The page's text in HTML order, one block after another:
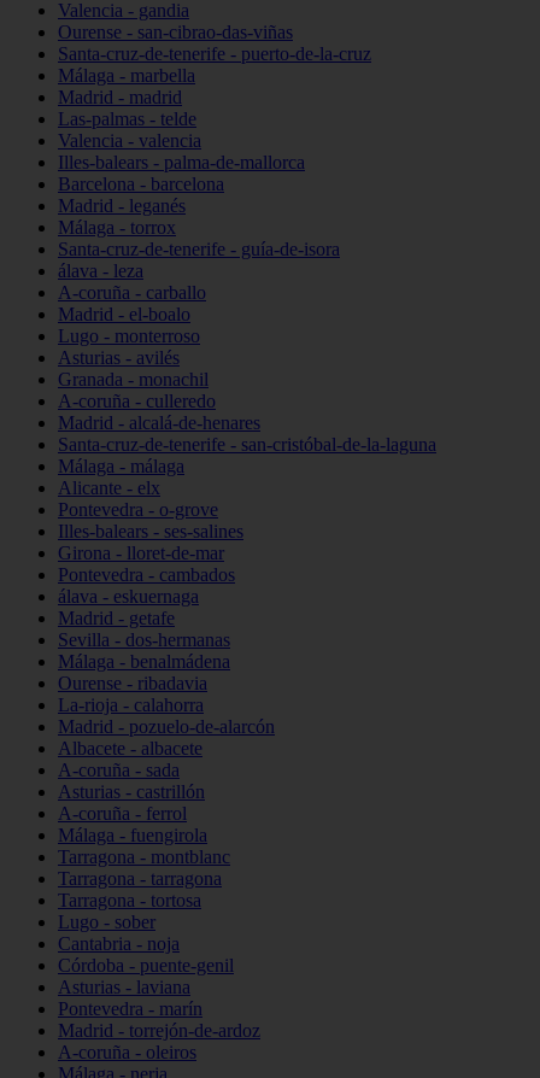
Valencia - gandia
Ourense - san-cibrao-das-viñas
Santa-cruz-de-tenerife - puerto-de-la-cruz
Málaga - marbella
Madrid - madrid
Las-palmas - telde
Valencia - valencia
Illes-balears - palma-de-mallorca
Barcelona - barcelona
Madrid - leganés
Málaga - torrox
Santa-cruz-de-tenerife - guía-de-isora
álava - leza
A-coruña - carballo
Madrid - el-boalo
Lugo - monterroso
Asturias - avilés
Granada - monachil
A-coruña - culleredo
Madrid - alcalá-de-henares
Santa-cruz-de-tenerife - san-cristóbal-de-la-laguna
Málaga - málaga
Alicante - elx
Pontevedra - o-grove
Illes-balears - ses-salines
Girona - lloret-de-mar
Pontevedra - cambados
álava - eskuernaga
Madrid - getafe
Sevilla - dos-hermanas
Málaga - benalmádena
Ourense - ribadavia
La-rioja - calahorra
Madrid - pozuelo-de-alarcón
Albacete - albacete
A-coruña - sada
Asturias - castrillón
A-coruña - ferrol
Málaga - fuengirola
Tarragona - montblanc
Tarragona - tarragona
Tarragona - tortosa
Lugo - sober
Cantabria - noja
Córdoba - puente-genil
Asturias - laviana
Pontevedra - marín
Madrid - torrejón-de-ardoz
A-coruña - oleiros
Málaga - nerja